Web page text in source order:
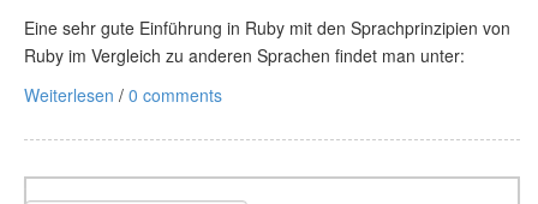
Eine sehr gute Einführung in Ruby mit den Sprachprinzipien von
Ruby im Vergleich zu anderen Sprachen findet man unter:
Weiterlesen / 0 comments